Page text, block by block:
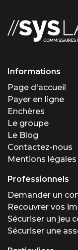
Informations
Page d'accueil
Payer en ligne
Enchères
Le groupe
Le Blog
Contactez-nous
Mentions légales
Professionnels
Demander un
Recouvrer vos
Sécuriser un jeu
Sécuriser une